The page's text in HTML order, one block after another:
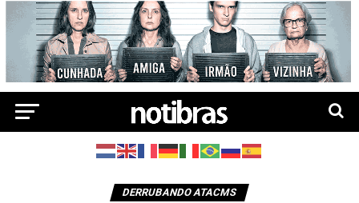
DERRUBANDO ATACMS